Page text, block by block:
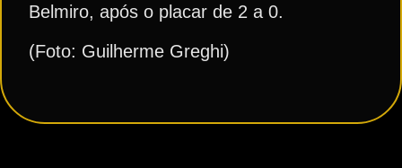
Belmiro, após o placar de 2 a 0.
(Foto: Guilherme Greghi)